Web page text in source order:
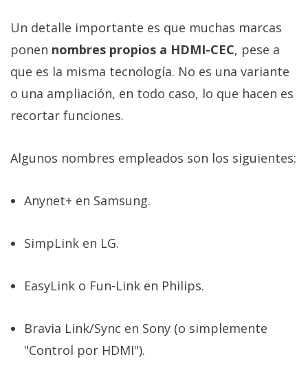
Un detalle importante es que muchas marcas
ponen nombres propios a HDMI-CEC, pese a
que es la misma tecnología. No es una variante
o una ampliación, en todo caso, lo que hacen es
recortar funciones.
Algunos nombres empleados son los siguientes:
Anynet+ en Samsung.
SimpLink en LG.
EasyLink o Fun-Link en Philips.
Bravia Link/Sync en Sony (o simplemente
"Control por HDMI").